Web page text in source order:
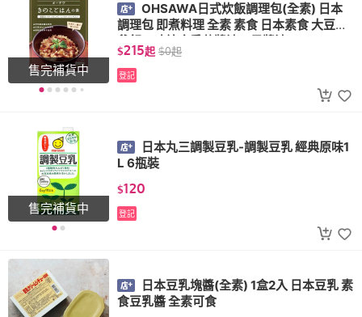
售完補貨中
OHSAWA日式炊飯調理包(全素) 日本
調理包 即煮料理 全素 素食 日本素食 大豆肉
釜飯口味綜合香菇醬油五目醬油
$215起 $0起
登記
售完補貨中
日本丸三調製豆乳-調製豆乳 經典原味1
L 6瓶裝
$120
登記
日本豆乳塊醬(全素) 1盒2入 日本豆乳 素
食豆乳醬 全素可食